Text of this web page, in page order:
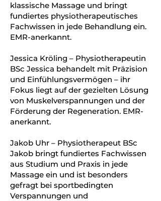
klassische Massage und bringt
fundiertes physiotherapeutisches
Fachwissen in jede Behandlung ein.
EMR-anerkannt.
Jessica Kröling – Physiotherapeutin
BSc Jessica behandelt mit Präzision
und Einfühlungsvermögen – ihr
Fokus liegt auf der gezielten Lösung
von Muskelverspannungen und der
Förderung der Regeneration. EMR-
anerkannt.
Jakob Uhr – Physiotherapeut BSc
Jakob bringt fundiertes Fachwissen
aus Studium und Praxis in jede
Massage ein und ist besonders
gefragt bei sportbedingten
Verspannungen und